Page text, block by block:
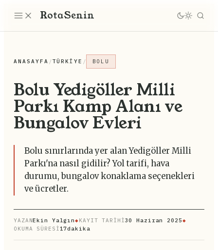
RotaSenin
ANASAYFA /TÜRKIYE / BOLU
Bolu Yedigöller Milli
Parkı Kamp Alanı ve
Bungalov Evleri
Bolu sınırlarında yer alan Yedigöller Milli
Parkı'na nasıl gidilir? Yol tarifi, hava
durumu, bungalov konaklama seçenekleri
ve ücretler.
YAZANEkin Yalgın◆KAYIT TARİHİ30 Haziran 2025◆
OKUMA SÜRESİ17dakika